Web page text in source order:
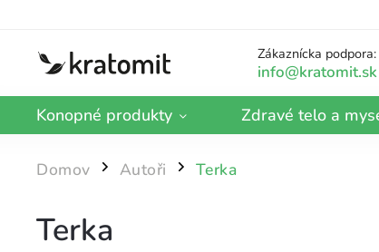
Zákaznícka podpora:
Konopné produkty Zdravé telo a
Domov / Autoři / Terka
Terka